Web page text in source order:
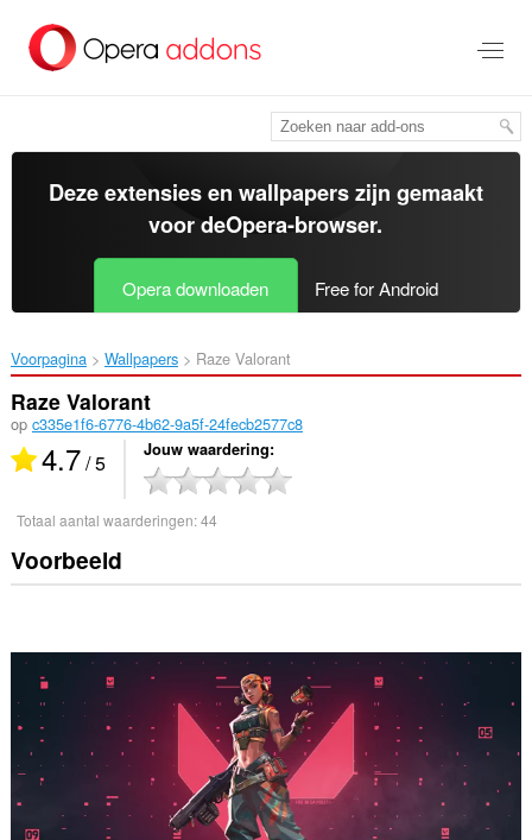
tekst
springen
Deze extensies en wallpapers zijn gemaakt
voor deOpera-browser.
Opera downloaden Free for Android
Voorpagina Wallpapers Raze Valorant‎
Raze Valorant
op c335e1f6-6776-4b62-9a5f-24fecb2577c8
4.7/ 5 Jouw waardering
Totaal aantal waarderingen:44
Voorbeeld